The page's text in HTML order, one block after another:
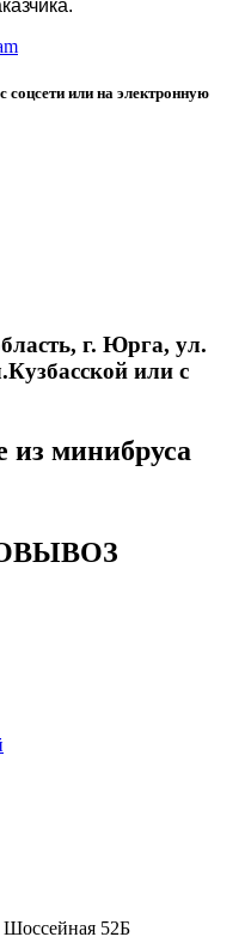
или на электронную
г. Юрга, ул.
или с
из минибруса
Шоссейная 52Б